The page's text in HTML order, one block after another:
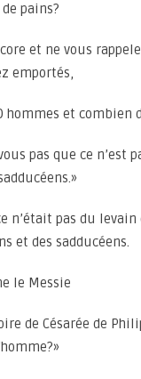
pains?
et ne vous
emportés,
et combien
pas que ce n’est
n’était pas du
et des sadducéens.
le Messie
de Césarée de